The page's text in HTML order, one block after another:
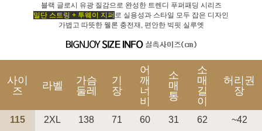
PAYCO 바로구매
블랙 글로시 유광 질감으로 완성한 트렌디 푸퍼패딩 시리즈
밀단 스트링 + 투웨이 지퍼 로 실용성과 스타일 모두 잡은 디자인
가볍고 따뜻한 웰론 충전재, 편안한 빅핏 실루엣
사이
즈
라벨
가슴
둘레
기
장
어
깨
너
비
소
매
통
소
매
길
이
허리권
장
115 2XL 138 71 60 31 62
~42